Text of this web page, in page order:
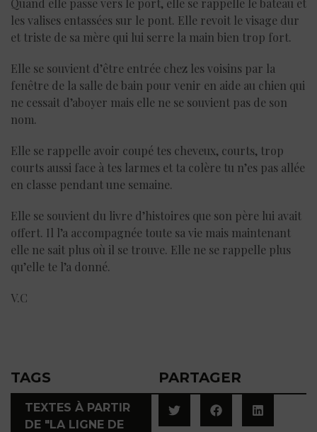
Quand elle passe vers le port, elle se rappelle le bateau et
les valises entassées sur le pont. Elle revoit le visage dur
et triste de sa mère qui lui serre la main bien trop fort.
Elle se souvient d’être entrée chez les voisins par la
fenêtre de la salle de bain pour venir en aide au chien qui
ne cessait d’aboyer mais elle ne se souvient pas de son
nom.
Elle se rappelle avoir coupé tes cheveux, courts, trop
courts aussi face à tes larmes et ta colère tu n’es pas allée
en classe pendant une semaine.
Elle se souvient du livre d’histoires que son père lui avait
offert. Il l’a accompagnée toute sa vie mais maintenant
elle ne sait plus où il se trouve. Elle ne se rappelle plus
qu’elle te l’a donné.
V.C
TAGS
TEXTES À PARTIR
DE "LA LIGNE DE
PARTAGER